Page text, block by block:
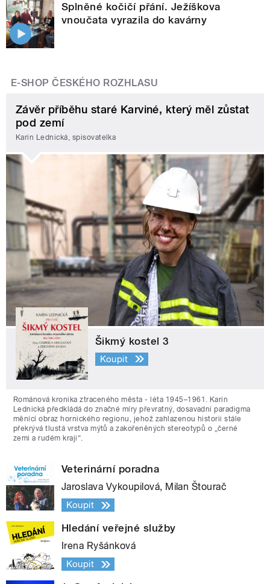
Splněné kočičí přání. Ježíškova
vnoučata vyrazila do kavárny
E-SHOP ČESKÉHO ROZHLASU
Závěr příběhu staré Karviné, který měl zůstat
pod zemí
Karin Lednická, spisovatelka
Šikmý kostel 3
Koupit
Románová kronika ztraceného města - léta 1945–1961. Karin
Lednická předkládá do značné míry převratný, dosavadní paradigma
měnící obraz hornického regionu, jehož zahlazenou historii stále
překrývá tlustá vrstva mýtů a zakořeněných stereotypů o „černé
zemi a rudém kraji“.
Veterinární poradna
Jaroslava Vykoupilová, Milan Štourač
Koupit
Hledání veřejné služby
Irena Ryšánková
Koupit